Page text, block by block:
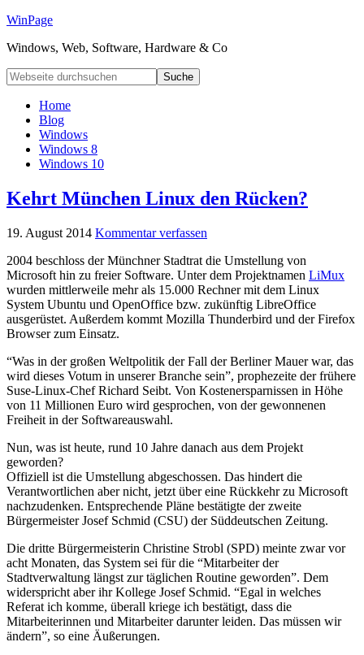
WinPage
Windows, Web, Software, Hardware & Co
Home
Blog
Windows
Windows 8
Windows 10
Kehrt München Linux den Rücken?
19. August 2014 Kommentar verfassen
2004 beschloss der Münchner Stadtrat die Umstellung von
Microsoft hin zu freier Software. Unter dem Projektnamen LiMux
wurden mittlerweile mehr als 15.000 Rechner mit dem Linux
System Ubuntu und OpenOffice bzw. zukünftig LibreOffice
ausgerüstet. Außerdem kommt Mozilla Thunderbird und der Firefox
Browser zum Einsatz.
“Was in der großen Weltpolitik der Fall der Berliner Mauer war, das
wird dieses Votum in unserer Branche sein”, prophezeite der frühere
Suse-Linux-Chef Richard Seibt. Von Kostenersparnissen in Höhe
von 11 Millionen Euro wird gesprochen, von der gewonnenen
Freiheit in der Softwareauswahl.
Nun, was ist heute, rund 10 Jahre danach aus dem Projekt
geworden?
Offiziell ist die Umstellung abgeschossen. Das hindert die
Verantwortlichen aber nicht, jetzt über eine Rückkehr zu Microsoft
nachzudenken. Entsprechende Pläne bestätigte der zweite
Bürgermeister Josef Schmid (CSU) der Süddeutschen Zeitung.
Die dritte Bürgermeisterin Christine Strobl (SPD) meinte zwar vor
acht Monaten, das System sei für die “Mitarbeiter der
Stadtverwaltung längst zur täglichen Routine geworden”. Dem
widerspricht aber ihr Kollege Josef Schmid. “Egal in welches
Referat ich komme, überall kriege ich bestätigt, dass die
Mitarbeiterinnen und Mitarbeiter darunter leiden. Das müssen wir
ändern”, so eine Äußerungen.